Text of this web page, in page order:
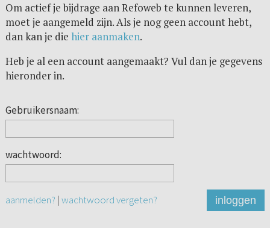
Om actief je bijdrage aan Refoweb te kunnen leveren,
moet je aangemeld zijn. Als je nog geen account hebt,
dan kan je die hier aanmaken.
Heb je al een account aangemaakt? Vul dan je gegevens
hieronder in.
Gebruikersnaam:
wachtwoord:
aanmelden? | wachtwoord vergeten? inloggen